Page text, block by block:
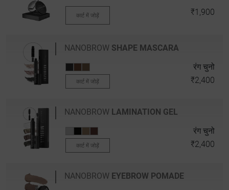
कार्ट में जोड़ें ₹1,900
NANOBROW SHAPE MASCARA
रंग चुनो
कार्ट में जोड़ें ₹2,400
NANOBROW LAMINATION GEL
रंग चुनो
कार्ट में जोड़ें ₹2,400
NANOBROW EYEBROW POMADE